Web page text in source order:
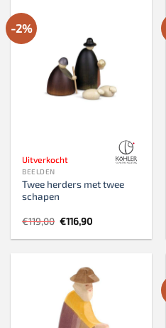
-2%
Uitverkocht
BEELDEN
Twee herders met twee
schapen
€119,00 Oorspronkelijke
prijs
was:
€116,90Huidige
is: